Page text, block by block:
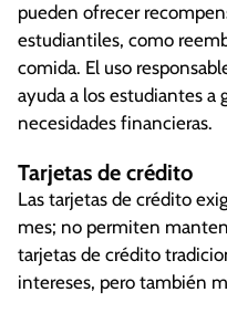
pueden ofrecer
estudiantiles, como
comida. El uso
ayuda a los estudiantes a
necesidades financieras.
Tarjetas de crédito
Las tarjetas de crédito
mes; no permiten
tarjetas de crédito
intereses, pero también